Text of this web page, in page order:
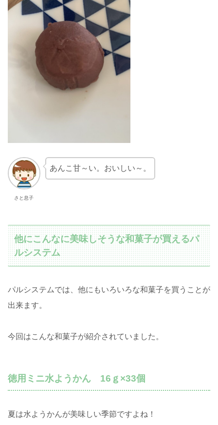
さと息子
あんこ甘～い。おいしい～。
他にこんなに美味しそうな和菓子が買えるパ
ルシステム
パルシステムでは、他にもいろいろな和菓子を買うことが
出来ます。
今回はこんな和菓子が紹介されていました。
徳用ミニ水ようかん 16ｇ×33個
夏は水ようかんが美味しい季節ですよね！